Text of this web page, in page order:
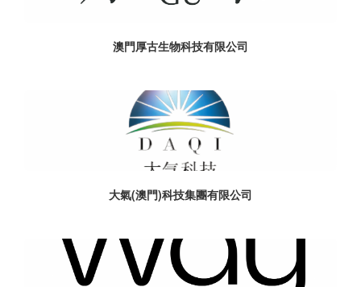
澳門厚古生物科技有限公司
大氣(澳門)科技集團有限公司